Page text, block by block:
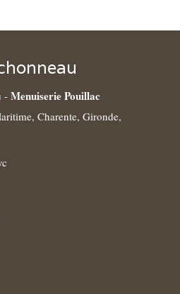
- Menuiserie Pouillac
Charente, Gironde,